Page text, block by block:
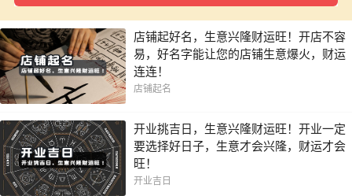
店铺起好名，生意兴隆财运旺！开店不容
易，好名字能让您的店铺生意爆火，财运
连连！
店铺起名
开业挑吉日，生意兴隆财运旺！开业一定
要选择好日子，生意才会兴隆，财运才会
旺！
开业吉日